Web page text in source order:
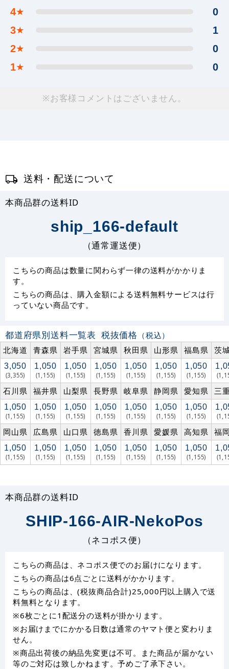
4★
0
3★
1
2★
0
1★ 0
※お客様コメントはございません。
送料・配送について
本商品群の送料ID
ship_166-default
（通常運送便）
こちらの商品は数量に関わらず一律の送料がかかりま
す。
こちらの商品は、購入金額による送料無料サービスは行
っていない商品です。
都道府県別送料一覧表 税抜価格 （税込）
北海道
青森県 岩手県 宮城県 秋田県 山形県 福島県 茨
3,050
(3,355)
1,050
(1,155)
1,050
(1,155)
1,050
(1,155)
1,050
(1,155)
1,050
(1,155)
1,050
(1,155)
石川県 福井県 山梨県 長野県 岐阜県 静岡県 愛知県 三
1,050
(1,155)
1,050
(1,155)
1,050
(1,155)
1,050
(1,155)
1,050
(1,155)
1,050
(1,155)
1,050
(1,155)
岡山県 広島県 山口県 徳島県 香川県 愛媛県 高知県 福
1,050
(1,155)
1,050
(1,155)
1,050
(1,155)
1,050
(1,155)
1,050
(1,155)
1,050
(1,155)
1,050
(1,155)
本商品群の送料ID
SHIP-166-AIR-NekoPos
（ネコポス便）
こちらの商品は、ネコポス便でのお届けになります。
こちらの商品は6点ごとに送料がかかります。
こちらの商品は、(税抜商品合計)25,000円以上購入で送
料無料となります。
※6枚ごとに1配送分の送料が掛かります。
※お届けまでにかかる日数は通常のヤマト便と変わりま
せん。
※商品出荷後の納品先変更は不可。また商品が届かない
等のご対応は致しかねます。予めご了承下さい。